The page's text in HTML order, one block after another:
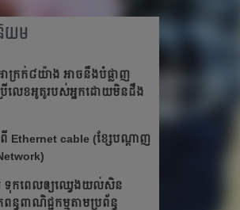
យម
ាក្រក់​​៨​យ៉ាង អាច​នឹង​បំផ្លាញ​​
ើ​លេខ​អូតូ​របស់​អ្នក​ដោយ​មិន​ដឹង​
​Ethernet cable​ ​(ខ្សែ​បណ្ដាញ​
រ ទុកពេលឲ្យឈ្វេងយល់សិន
ធពាណិជ្ជកម្មតាមប្រព័ន្ធ